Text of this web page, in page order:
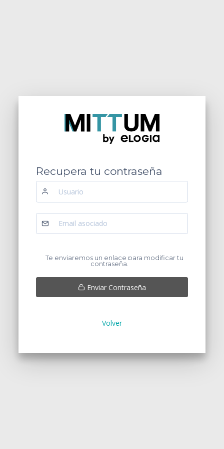
Recupera tu contraseña
Te enviaremos un enlace para modificar tu
contraseña.
Enviar Contraseña
Volver